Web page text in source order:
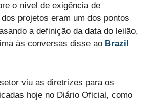
o nível de exigência de
projetos eram um dos pontos
a definição da data do leilão,
às conversas disse ao Brazil
viu as diretrizes para os
hoje no Diário Oficial, como